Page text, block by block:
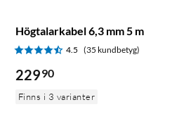
Högtalarkabel 6,3 mm 5 m
4.5 (35 kundbetyg)
22990
Finns i 3 varianter